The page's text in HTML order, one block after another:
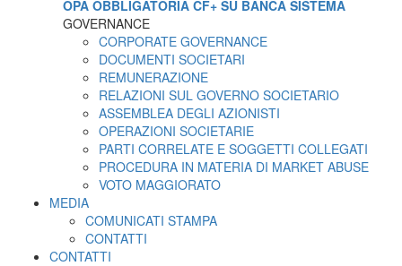
OPA OBBLIGATORIA CF+ SU BANCA SISTEMA
GOVERNANCE
CORPORATE GOVERNANCE
DOCUMENTI SOCIETARI
REMUNERAZIONE
RELAZIONI SUL GOVERNO SOCIETARIO
ASSEMBLEA DEGLI AZIONISTI
OPERAZIONI SOCIETARIE
PARTI CORRELATE E SOGGETTI COLLEGATI
PROCEDURA IN MATERIA DI MARKET ABUSE
VOTO MAGGIORATO
MEDIA
COMUNICATI STAMPA
CONTATTI
CONTATTI